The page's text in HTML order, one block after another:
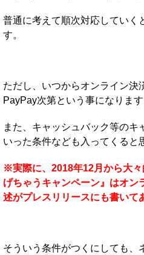
普通に考えて順次対応していく
す。
ただし、いつからオンライン決
PayPay次第という事になります
また、キャッシュバック等のキ
いった条件なども入ってくると
※実際に、2018年12月から大
げちゃうキャンペーン』はオン
述がプレスリリースにも書いて
そういう条件がつくにしても、